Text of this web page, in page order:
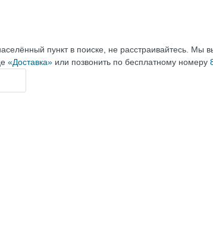
пункт в поиске, не расстраивайтесь.
«Доставка» или позвонить по бесплатному номеру